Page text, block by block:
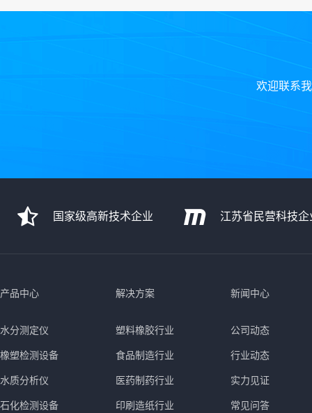
欢迎联系
国家级高新技术企业 江苏省民营科技企
产品中心
水分测定仪
橡塑检测设备
水质分析仪
石化检测设备
解决方案
塑料橡胶行业
食品制造行业
医药制药行业
印刷造纸行业
新闻中心
公司动态
行业动态
实力见证
常见问答